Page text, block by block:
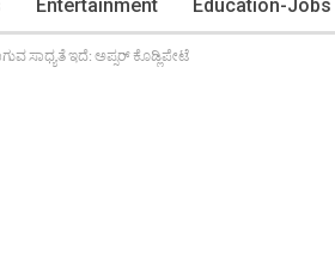
Entertainment Education-Jobs
ಸಾಧ್ಯತೆ ಇದೆ: ಅಪ್ಸರ್ ಕೊಡ್ಲಿಪೇಟೆ